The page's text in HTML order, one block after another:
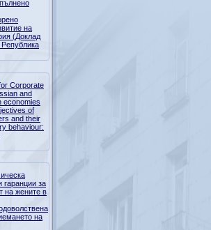
на
(Доклад
Corporate
and
economies
of
and their
behaviour:
гаранции за
на жените в
на